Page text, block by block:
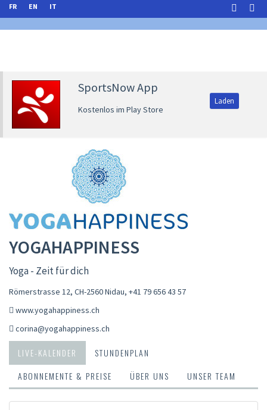
FR EN IT
SportsNow App
Kostenlos im Play Store
Laden
YOGAHAPPINESS
Yoga - Zeit für dich
Römerstrasse 12, CH-2560 Nidau, +41 79 656 43 57
www.yogahappiness.ch
corina@yogahappiness.ch
LIVE-KALENDER
STUNDENPLAN
ABONNEMENTE & PREISE
ÜBER UNS UNSER TEAM